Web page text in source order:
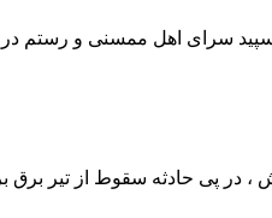
سپید سرای اهل ممسنی و رستم در
، در پی حادثه سقوط از تیر برق